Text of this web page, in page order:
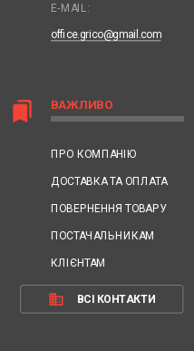
bookmarks ВАЖЛИВО
ПРО КОМПАНІЮ
ДОСТАВКА ТА ОПЛАТА
ПОВЕРНЕННЯ ТОВАРУ
ПОСТАЧАЛЬНИКАМ
КЛІЄНТАМ
business ВСІ КОНТАКТИ
E-MAIL:
office.grico@gmail.com